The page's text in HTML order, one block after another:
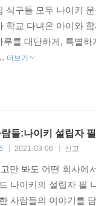
식구들 모두 나이키
학교 다녀온 아이와
루를 대단하게, 특별
더보기
들:나이키 설립자
2021-03-06 신고
만 봐도 어떤 회사에
나이키의 설립자 필
사람들의 이야기를